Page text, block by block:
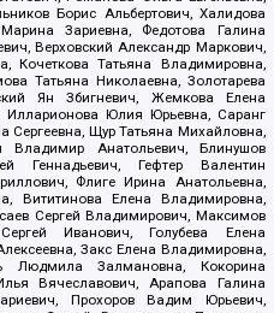
Борис Альбертович, Халидова
Зариевна, Федотова Галина
Верховский Александр Маркович,
Кочеткова Татьяна Владимировна,
Татьяна Николаевна, Золотарева
Ян Збигневич, Жемкова Елена
Илларионова Юлия Юрьевна, Саранг
Сергеевна, Щур Татьяна Михайловна,
Анатольевич, Блинушов
Геннадьевич, Гефтер Валентин
Флиге Ирина Анатольевна,
Вититинова Елена Владимировна,
Сергей Владимирович, Максимов
Иванович, Голубева Елена
Закс Елена Владимировна,
Людмила Залмановна, Кокорина
Вячеславович, Арапова Галина
Прохоров Вадим Юрьевич,